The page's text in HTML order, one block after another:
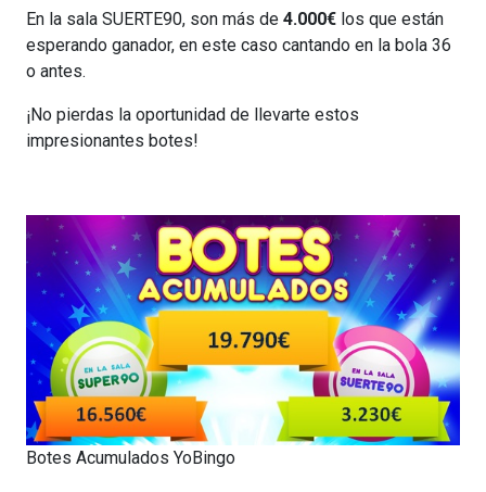
En la sala SUERTE90, son más de 4.000€ los que están
esperando ganador, en este caso cantando en la bola 36
o antes.
¡No pierdas la oportunidad de llevarte estos
impresionantes botes!
Botes Acumulados YoBingo